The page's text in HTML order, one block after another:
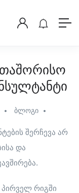
ბლოგი
შერჩევა არ
და
რიგში